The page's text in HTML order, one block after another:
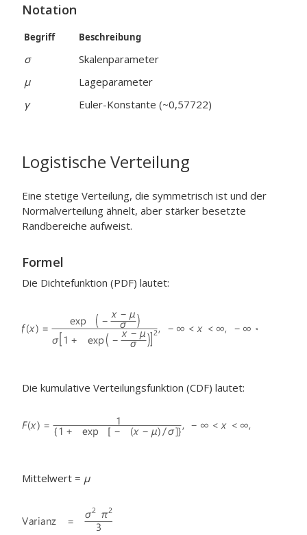
Notation
Begriff Beschreibung
σ
Skalenparameter
μ
Lageparameter
γ
Euler-Konstante (~0,57722)
Logistische Verteilung
Eine stetige Verteilung, die symmetrisch ist und der
Normalverteilung ähnelt, aber stärker besetzte
Randbereiche aufweist.
Formel
Die Dichtefunktion (PDF) lautet:
Die kumulative Verteilungsfunktion (CDF) lautet:
Mittelwert = μ